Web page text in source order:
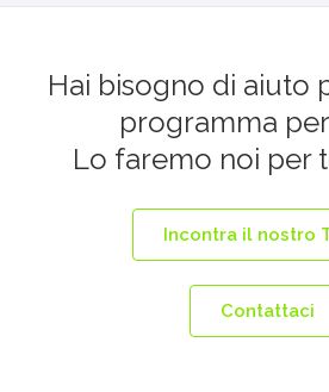
Hai bisogno di aiuto
programma
Lo faremo noi per
Incontra il nostro
Contattaci